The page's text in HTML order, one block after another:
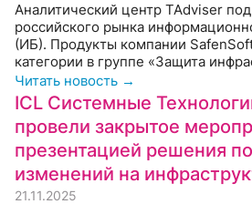
Аналитический центр TAdviser
российского рынка
(ИБ). Продукты компании
категории в группе «Защита
Читать новость →
ICL Системные
провели закрытое
презентацией решения
изменений на
21.11.2025